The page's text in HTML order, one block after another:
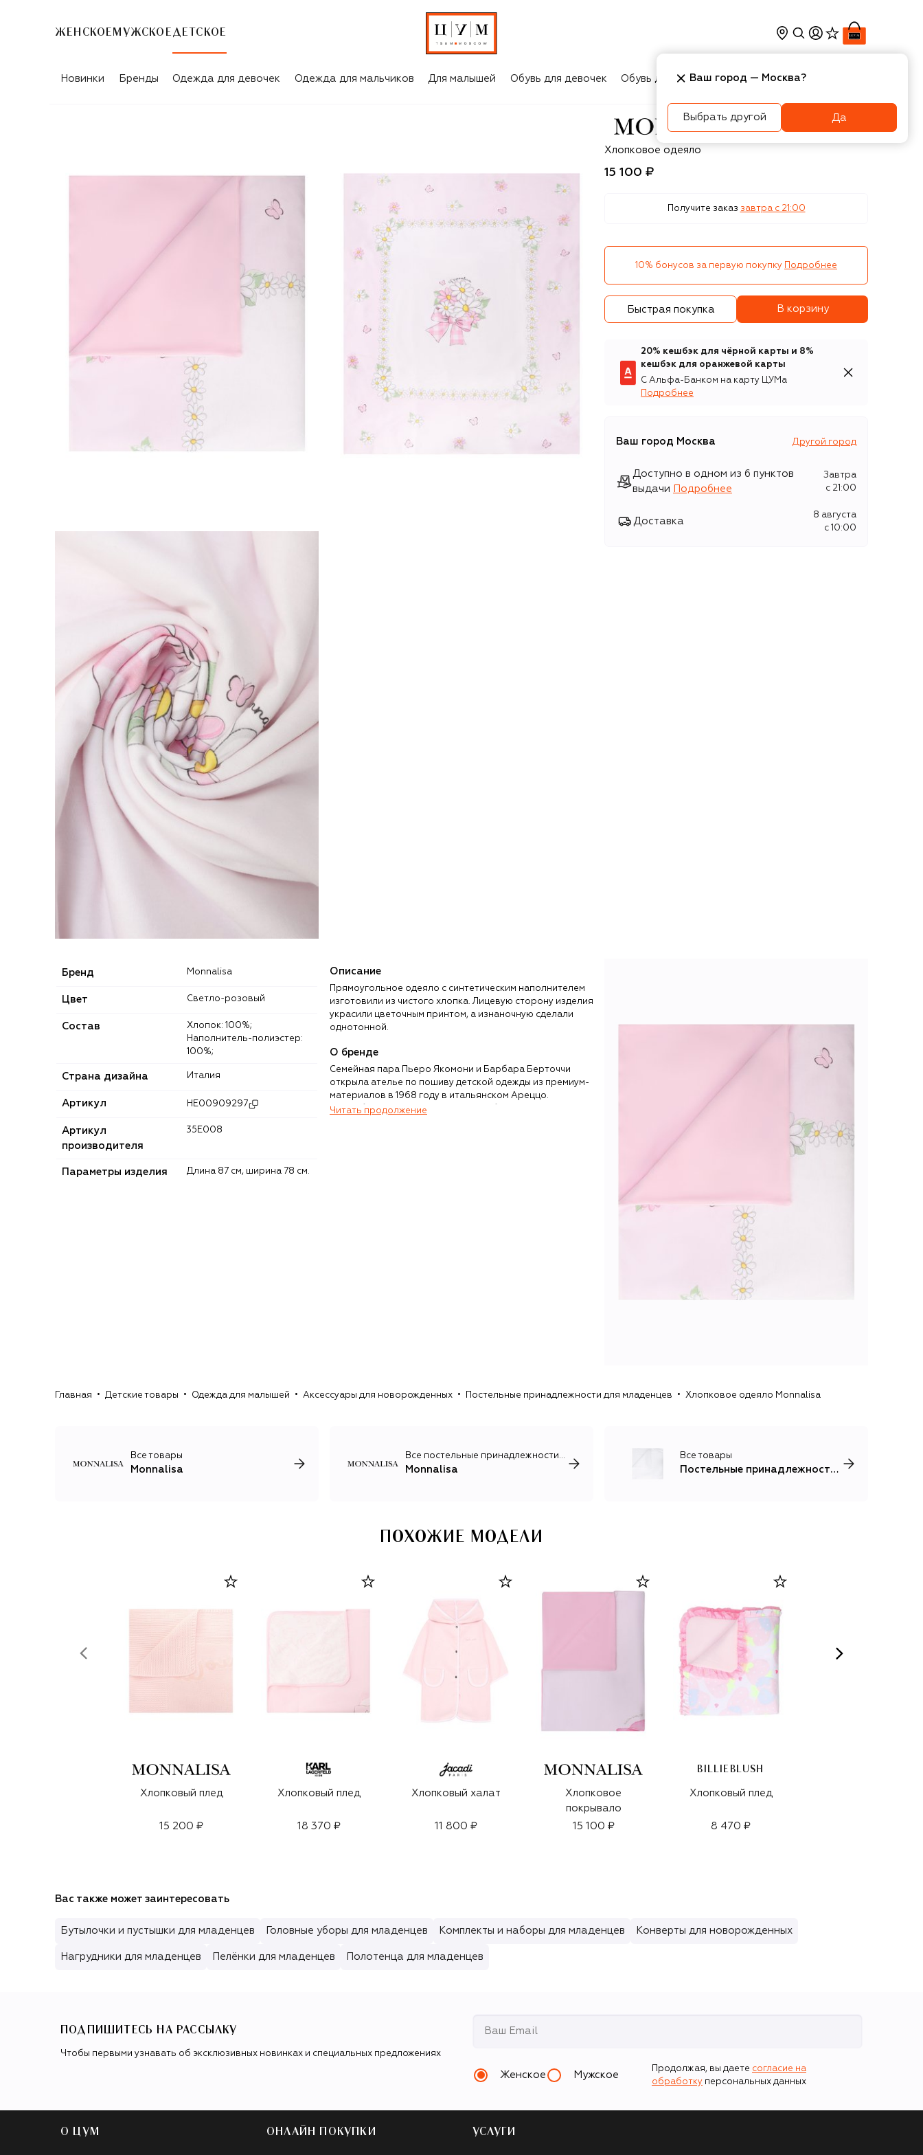
ЖЕНСКОЕ МУЖСКОЕ ДЕТСКОЕ
Новинки Бренды Одежда для девочек Одежда для мальчиков Для малышей Обувь для девочек Обувь для мальчиков Игрушки Аксесcуары
Monnalisa
Хлопковое одеяло
15 100 ₽
Получите заказ завтра c 21:00
10% бонусов за первую покупку Подробнее
Быстрая покупка В корзину
20% кешбэк для чёрной карты и 8%
кешбэк для оранжевой карты
С Альфа-Банком на карту ЦУМа
Подробнее
Ваш город Москва Другой город
Доступно в одном из 6 пунктов
выдачи
Подробнее
Завтра
c 21:00
Доставка
8 августа
c 10:00
Бренд Monnalisa
Цвет Светло-розовый
Состав
Хлопок: 100%;
Наполнитель-полиэстер:
100%;
Страна дизайна Италия
Артикул HE00909297
Артикул
производителя
35E008
Параметры изделия Длина 87 cм, ширина 78 см.
Описание
Прямоугольное одеяло с синтетическим наполнителем
изготовили из чистого хлопка. Лицевую сторону изделия
украсили цветочным принтом, а изнаночную сделали
однотонной.
О бренде
Семейная пара Пьеро Якомони и Барбара Берточчи
открыла ателье по пошиву детской одежды из премиум-
материалов в 1968 году в итальянском Ареццо.
Прорабатывая каждую деталь и добиваясь
кроя. Отдельного внимания достойна линия
Читать продолжение
Главная Детские товары Одежда для малышей Аксессуары для новорожденных Постельные принадлежности для младенцев Хлопковое одеяло Monnalisa
Все товары
Monnalisa
Все постельные принадлежности для младенцев
Monnalisa
Все товары
Постельные принадлежности для младенцев
ПОХОЖИЕ МОДЕЛИ
Хлопковый плед
15 200 ₽
Хлопковый плед
18 370 ₽
Хлопковый халат
11 800 ₽
Хлопковое
покрывало
15 100 ₽
BILLIEBLUSH
Хлопковый плед
8 470 ₽
Вас также может заинтересовать
Бутылочки и пустышки для младенцев Головные уборы для младенцев Комплекты и наборы для младенцев Конверты для новорожденных
Нагрудники для младенцев Пелёнки для младенцев Полотенца для младенцев
ПОДПИШИТЕСЬ НА РАССЫЛКУ
Чтобы первыми узнавать об эксклюзивных новинках и специальных предложениях
Женское Мужское
Продолжая, вы даете согласие на
обработку персональных данных
О ЦУМ ОНЛАЙН ПОКУПКИ УСЛУГИ
Ваш город — Москва?
Выбрать другой Да